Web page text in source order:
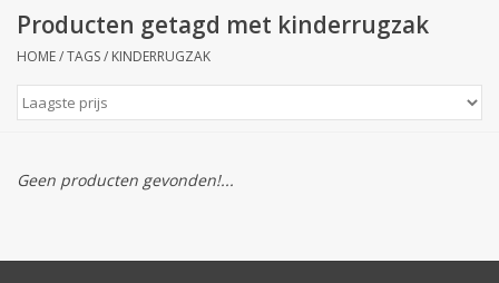
Tas
Business
Producten getagd met kinderrugzak
HOME/TAGS/ KINDERRUGZAK
Geen producten gevonden!...